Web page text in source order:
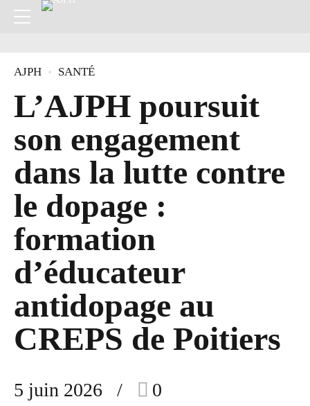
AJPH SANTÉ
L’AJPH poursuit
son engagement
dans la lutte contre
le dopage :
formation
d’éducateur
antidopage au
CREPS de Poitiers
5 juin 2026 0